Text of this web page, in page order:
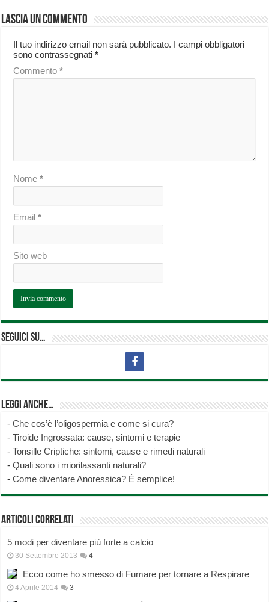
Lascia un commento
Il tuo indirizzo email non sarà pubblicato. I campi obbligatori
sono contrassegnati*
Commento*
Nome*
Email*
Sito web
Seguici su…
Leggi anche…
-Che cos’è l’oligospermia e come si cura?
-Tiroide Ingrossata: cause, sintomi e terapie
-Tonsille Criptiche: sintomi, cause e rimedi naturali
-Quali sono i miorilassanti naturali?
-Come diventare Anoressica? È semplice!
Articoli correlati
5 modi per diventare più forte a calcio
30 Settembre 2013 4
Ecco come ho smesso di Fumare per tornare a Respirare
4 Aprile 2014 3